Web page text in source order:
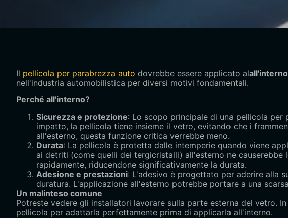
Il pellicola per parabrezza auto dovrebbe essere applicato alall'interno
nell'industria automobilistica per diversi motivi fondamentali.
Perché all'interno?
Sicurezza e protezione: Lo scopo principale di una pellicola
impatto, la pellicola tiene insieme il vetro, evitando che i
all'esterno, questa funzione critica verrebbe meno.
Durata: La pellicola è protetta dalle intemperie quando viene
ai detriti (come quelli dei tergicristalli) all'esterno ne
rapidamente, riducendone significativamente la durata.
Adesione e prestazioni: L'adesivo è progettato per aderire alla
duratura. L'applicazione all'esterno potrebbe portare a una
Un malinteso comune
Potreste vedere gli installatori lavorare sulla parte esterna del vetro.
pellicola per adattarla perfettamente prima di applicarla all'interno.